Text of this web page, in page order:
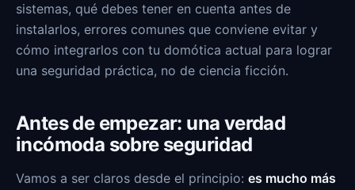
sistemas, qué debes tener en cuenta antes de
instalarlos, errores comunes que conviene evitar y
cómo integrarlos con tu domótica actual para lograr
una seguridad práctica, no de ciencia ficción.
Antes de empezar: una verdad
incómoda sobre seguridad
Vamos a ser claros desde el principio: es mucho más